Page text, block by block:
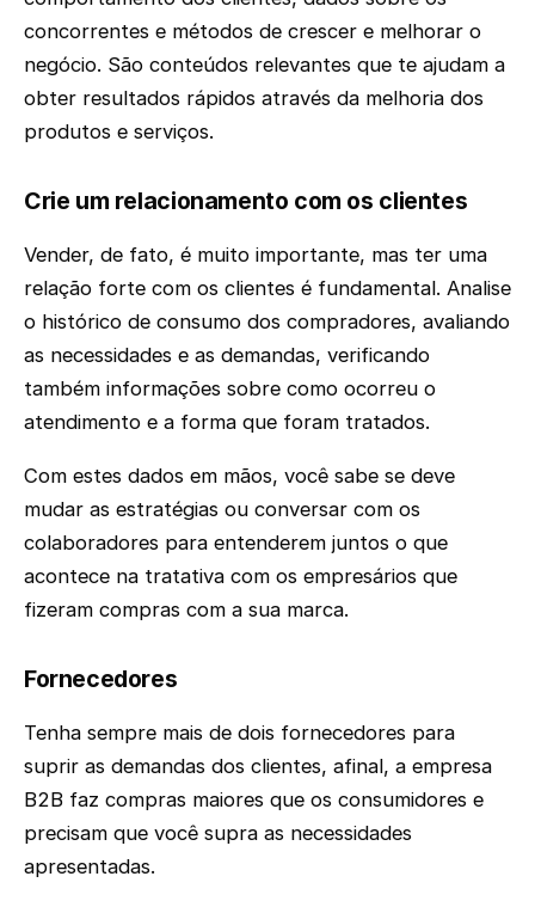
concorrentes e métodos de crescer e melhorar o
negócio. São conteúdos relevantes que te ajudam a
obter resultados rápidos através da melhoria dos
produtos e serviços.
Crie um relacionamento com os clientes
Vender, de fato, é muito importante, mas ter uma
relação forte com os clientes é fundamental. Analise
o histórico de consumo dos compradores, avaliando
as necessidades e as demandas, verificando
também informações sobre como ocorreu o
atendimento e a forma que foram tratados.
Com estes dados em mãos, você sabe se deve
mudar as estratégias ou conversar com os
colaboradores para entenderem juntos o que
acontece na tratativa com os empresários que
fizeram compras com a sua marca.
Fornecedores
Tenha sempre mais de dois fornecedores para
suprir as demandas dos clientes, afinal, a empresa
B2B faz compras maiores que os consumidores e
precisam que você supra as necessidades
apresentadas.